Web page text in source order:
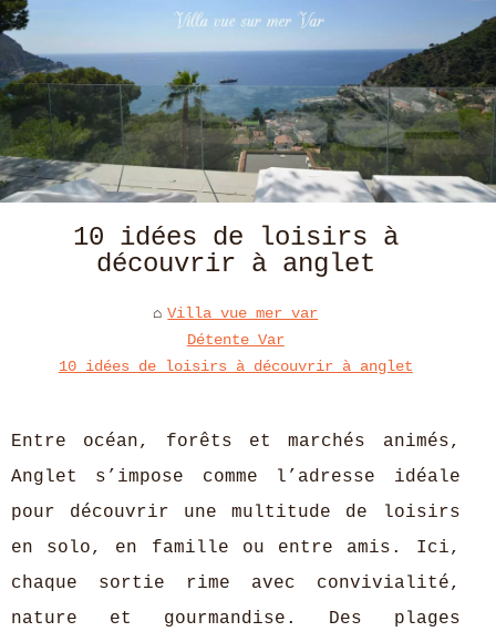
10 idées de loisirs à
découvrir à anglet
Villa vue mer var
Détente Var
10 idées de loisirs à découvrir à anglet
Entre océan, forêts et marchés animés,
Anglet s’impose comme l’adresse idéale
pour découvrir une multitude de loisirs
en solo, en famille ou entre amis. Ici,
chaque sortie rime avec convivialité,
nature et gourmandise. Des plages